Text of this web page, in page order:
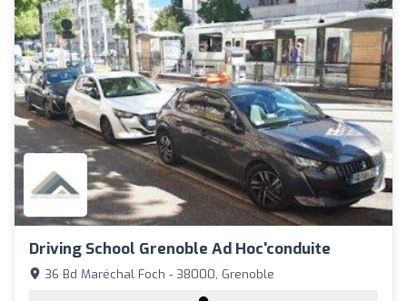
Driving School Grenoble Ad Hoc'conduite
36 Bd Maréchal Foch - 38000, Grenoble